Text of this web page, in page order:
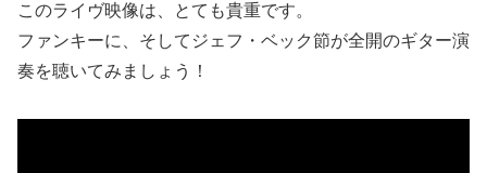
このライヴ映像は、とても貴重です。
ファンキーに、そしてジェフ・ベック節が全開のギター演
奏を聴いてみましょう！